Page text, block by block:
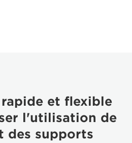
et flexible
l'utilisation de
des supports